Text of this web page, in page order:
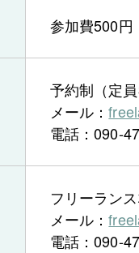
参加費500円
予約制（定員
メール：
電話：090-
フリーラン
メール：
電話：090-